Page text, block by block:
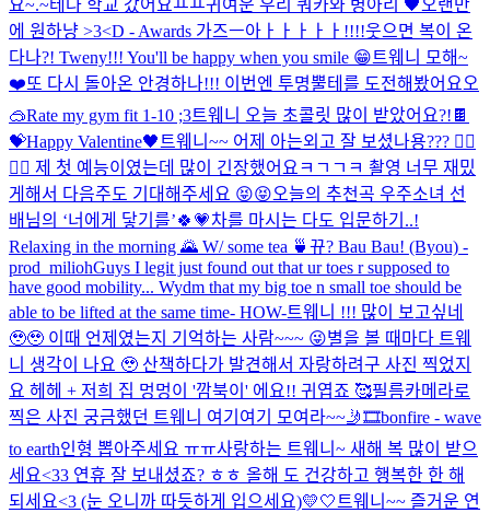
요~.~테나 학교 갔어요ㅛㅛ귀여운 우리 쿼카와 병아리 🖤 오랜만
에 원하냥 >3<D - Awards 가즈ㅡ아ㅏㅏㅏㅏㅏ!!!!웃으면 복이 온
다나?! Tweny!!! You'll be happy when you smile 😁트웨니 모해~
❤️또 다시 돌아온 안경하나!!! 이번엔 투명뿔테를 도전해봤어요오
🥽Rate my gym fit 1-10 ;3트웨니 오늘 초콜릿 많이 받았어요?!🍫
💝Happy Valentine🖤 트웨니~~ 어제 아는외고 잘 보셨나용??? 🤸‍♀️
🤸‍♀️ 제 첫 예능이였는데 많이 긴장했어요ㅋㄱㄱㅋ 촬영 너무 재밌
게해서 다음주도 기대해주세요 😝😝오늘의 추천곡 우주소녀 선
배님의 ‘너에게 닿기를’🍀💗차를 마시는 다도 입문하기..!
Relaxing in the morning 🌄 W/ some tea 🍵 뀨? Bau Bau! (Byou) -
prod_miliohGuys I legit just found out that ur toes r supposed to
have good mobility... Wydm that my big toe n small toe should be
able to be lifted at the same time- HOW-트웨니 !!! 많이 보고싶네
🥹🥹 이때 언제였는지 기억하는 사람~~~ 😜별을 볼 때마다 트웨
니 생각이 나요 🥹 산책하다가 발견해서 자랑하려구 사진 찍었지
요 헤헤 + 저희 집 멍멍이 '깜북이' 에요!! 귀엽죠 🥰필름카메라로
찍은 사진 궁금했던 트웨니 여기여기 모여라~~🤳🎞️bonfire - wave
to earth인형 뽑아주세요 ㅠㅠ사랑하는 트웨니~ 새해 복 많이 받으
세요<33 연휴 잘 보내셨죠? ㅎㅎ 올해 도 건강하고 행복한 한 해
되세요<3 (눈 오니까 따듯하게 입으세요)💛🤍 트웨니~~ 즐거운 연